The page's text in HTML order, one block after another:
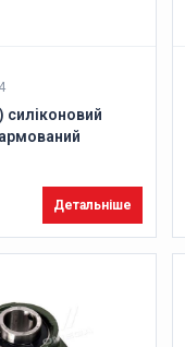
силіконовий
Dзовніш=24 мм)
Детальніше